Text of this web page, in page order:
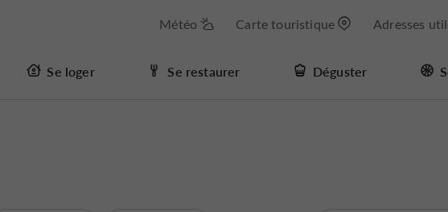
Météo Carte touristique Adresses
Se loger Se restaurer Déguster